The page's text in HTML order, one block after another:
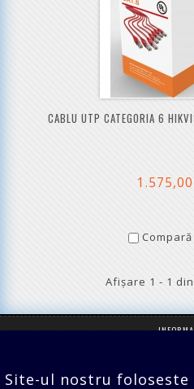
CABLU UTP CATEGORIA 6
Afişare 1 - 1
EXTRA
Site-ul nostru foloseste